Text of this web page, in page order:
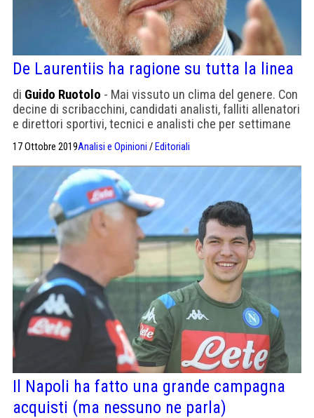
De Laurentiis ha ragione su tutta la linea
di Guido Ruotolo - Mai vissuto un clima del genere. Con
decine di scribacchini, candidati analisti, falliti allenatori
e direttori sportivi, tecnici e analisti che per settimane
17 Ottobre 2019Analisi e Opinioni / Editoriali
Il Napoli ha fatto una grande campagna
acquisti (ma nessuno ne parla)